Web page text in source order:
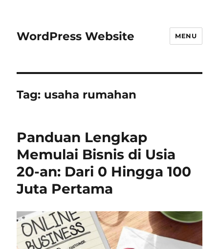
WordPress Website MENU
Tag: usaha rumahan
Panduan Lengkap
Memulai Bisnis di Usia
20-an: Dari 0 Hingga 100
Juta Pertama